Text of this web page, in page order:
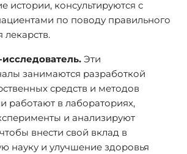
истории, консультируются с
по поводу правильного
Эти
занимаются разработкой
средств и методов
работают в лабораториях,
и анализируют
внести свой вклад в
науку и улучшение здоровья